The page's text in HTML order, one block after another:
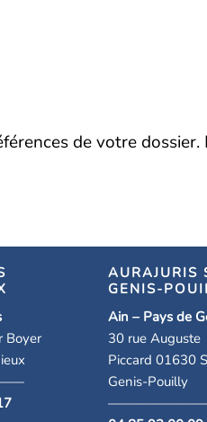
de votre dossier.
Boyer
AURAJURIS
GENIS-
Ain – Pays de
30 rue Auguste
Piccard 01630
Genis-Pouilly